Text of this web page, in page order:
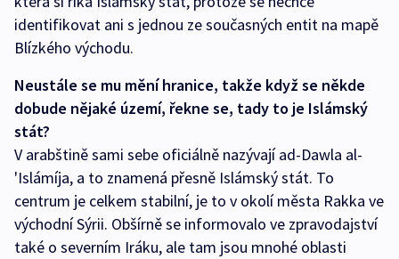
identifikovat ani s jednou ze současných entit na mapě
Blízkého východu.
Neustále se mu mění hranice, takže když se někde
dobude nějaké území, řekne se, tady to je Islámský
stát?
V arabštině sami sebe oficiálně nazývají ad-Dawla al-
'Islámíja, a to znamená přesně Islámský stát. To
centrum je celkem stabilní, je to v okolí města Rakka ve
východní Sýrii. Obšírně se informovalo ve zpravodajství
také o severním Iráku, ale tam jsou mnohé oblasti